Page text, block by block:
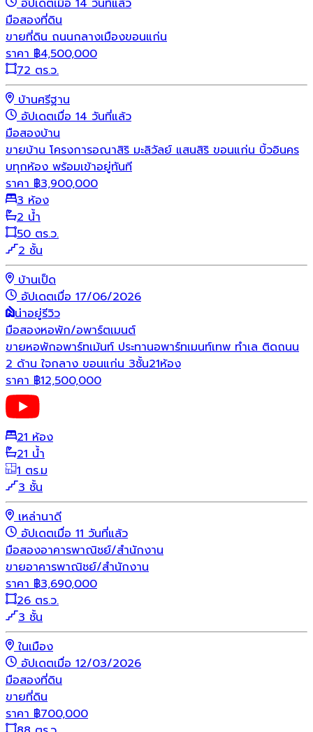
อัปเดตเมื่อ 14 วันที่แล้ว
มือสองที่ดิน
ขายที่ดิน ถนนกลางเมืองขอนแก่น
ราคา ฿4,500,000
72 ตร.ว.
บ้านศรีฐาน
อัปเดตเมื่อ 14 วันที่แล้ว
มือสองบ้าน
ขายบ้าน โครงการอณาสิริ มะลิวัลย์ แสนสิริ ขอนแก่น บิ้วอินคร
บทุกห้อง พร้อมเข้าอยู่ทันที
ราคา ฿3,900,000
3 ห้อง
2 น้ำ
50 ตร.ว.
2 ชั้น
บ้านเป็ด
อัปเดตเมื่อ 17/06/2026
น่าอยู่รีวิว
มือสองหอพัก/อพาร์ตเมนต์
ขายหอพักอพาร์ทเม้นท์ ประทานอพาร์ทเมนท์เทพ ทำเล ติดถนน
2 ด้าน ใจกลาง ขอนแก่น 3ชั้น21ห้อง
ราคา ฿12,500,000
21 ห้อง
21 น้ำ
1 ตร.ม
3 ชั้น
เหล่านาดี
อัปเดตเมื่อ 11 วันที่แล้ว
มือสองอาคารพาณิชย์/สำนักงาน
ขายอาคารพาณิชย์/สำนักงาน
ราคา ฿3,690,000
26 ตร.ว.
3 ชั้น
ในเมือง
อัปเดตเมื่อ 12/03/2026
มือสองที่ดิน
ขายที่ดิน
ราคา ฿700,000